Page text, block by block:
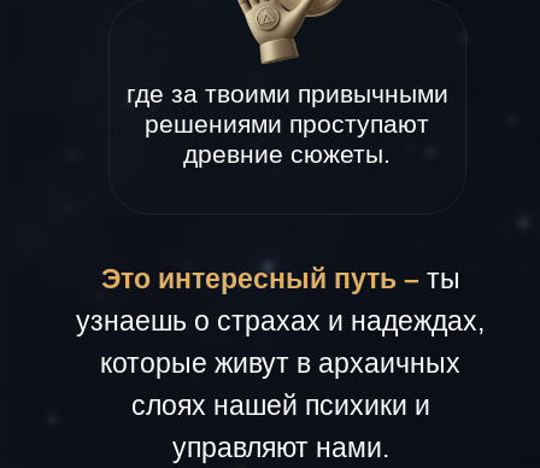
ХОЧУ ЗНАТЬ ТАЙНЫ
Это интересный путь –
узнаешь о страхах и надеждах,
которые живут в архаичных
слоях нашей психики и
Ты поймешь, почему мы